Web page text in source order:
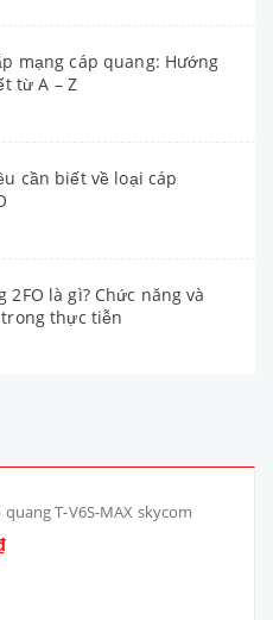
mạng cáp quang: Hướng
từ A – Z
cần biết về loại cáp
2FO là gì? Chức năng và
thực tiễn
T-V6S-MAX skycom